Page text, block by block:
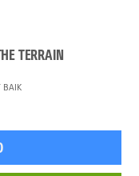
TERRAIN
BAIK